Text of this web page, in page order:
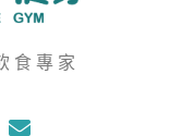
食專家